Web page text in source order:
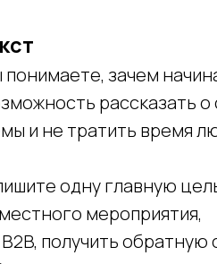
зачем
рассказать о
и не тратить время
одну главную
мероприятия,
получить обратную